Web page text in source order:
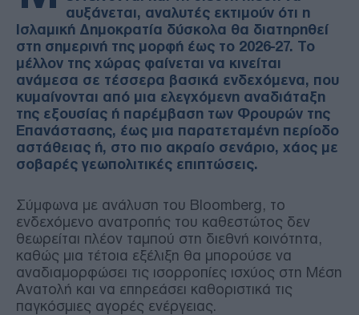
αυξάνεται, αναλυτές εκτιμούν ότι η
Ισλαμική Δημοκρατία δύσκολα θα διατηρηθεί
στη σημερινή της μορφή έως το 2026-27. Το
μέλλον της χώρας φαίνεται να κινείται
ανάμεσα σε τέσσερα βασικά ενδεχόμενα, που
κυμαίνονται από μια ελεγχόμενη αναδιάταξη
της εξουσίας ή παρέμβαση των Φρουρών της
Επανάστασης, έως μια παρατεταμένη περίοδο
αστάθειας ή, στο πιο ακραίο σενάριο, χάος με
σοβαρές γεωπολιτικές επιπτώσεις.
Σύμφωνα με ανάλυση του Bloomberg, το
ενδεχόμενο ανατροπής του καθεστώτος δεν
θεωρείται πλέον ταμπού στη διεθνή κοινότητα,
καθώς μια τέτοια εξέλιξη θα μπορούσε να
αναδιαμορφώσει τις ισορροπίες ισχύος στη Μέση
Ανατολή και να επηρεάσει καθοριστικά τις
παγκόσμιες αγορές ενέργειας.